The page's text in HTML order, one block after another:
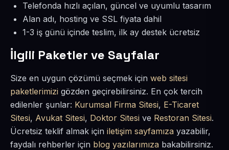
Telefonda hızlı açılan, güncel ve uyumlu tasarım
Alan adı, hosting ve SSL fiyata dahil
1-3 iş günü içinde teslim, ilk ay destek ücretsiz
İlgili Paketler ve Sayfalar
Size en uygun çözümü seçmek için web sitesi
paketlerimizi gözden geçirebilirsiniz. En çok tercih
edilenler şunlar: Kurumsal Firma Sitesi, E-Ticaret
Sitesi, Avukat Sitesi, Doktor Sitesi ve Restoran Sitesi.
Ücretsiz teklif almak için iletişim sayfamıza yazabilir,
faydalı rehberler için blog yazılarımıza bakabilirsiniz.